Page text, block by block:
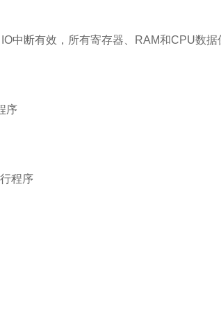
中断有效，所有寄存器、RAM和CPU数据
序
程序